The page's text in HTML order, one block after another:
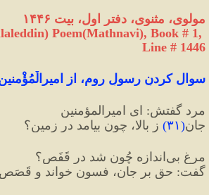
مولوی، مثنوی، دفتر اول، بیت ۱۴۴۶
Poem(Mathnavi), Book # 1,
Line # 1446
سوال کردنِ رسولِ روم، از
مرد گفتش: ای امیرالمؤمنین
جان(۳۱) ز بالا، چون بیامد در زمین؟
مرغِ بی‌اندازه چُون شد در قَفَص؟
گفت: حق بر جان، فسون خواند و قَصَص